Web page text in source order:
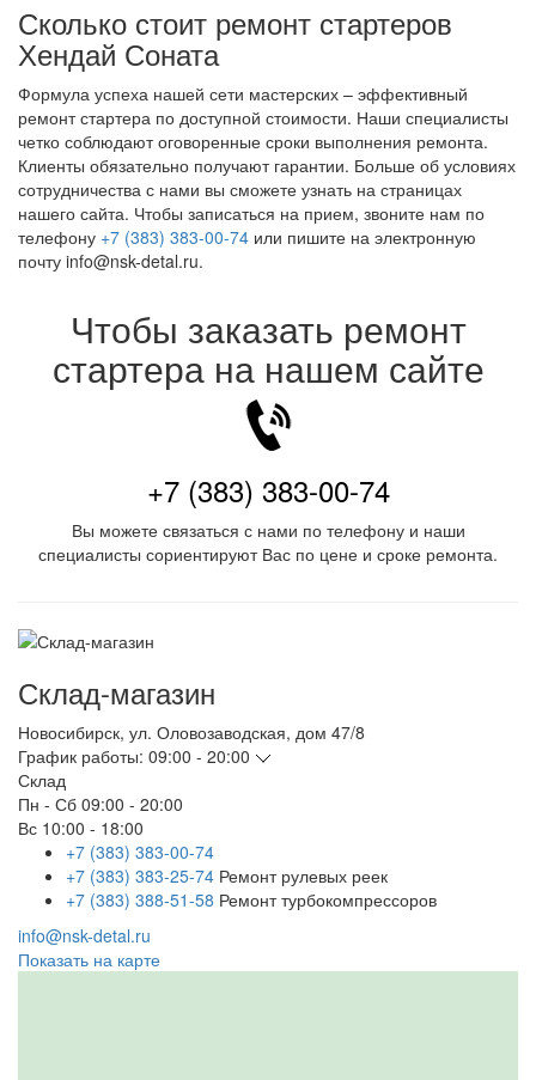
Сколько стоит ремонт стартеров
Хендай Соната
Формула успеха нашей сети мастерских – эффективный
ремонт стартера по доступной стоимости. Наши специалисты
четко соблюдают оговоренные сроки выполнения ремонта.
Клиенты обязательно получают гарантии. Больше об условиях
сотрудничества с нами вы сможете узнать на страницах
нашего сайта. Чтобы записаться на прием, звоните нам по
телефону +7 (383) 383-00-74 или пишите на электронную
почту info@nsk-detal.ru.
Чтобы заказать ремонт
стартера на нашем сайте
+7 (383) 383-00-74
Вы можете связаться с нами по телефону и наши
специалисты сориентируют Вас по цене и сроке ремонта.
Склад-магазин
Новосибирск, ул. Оловозаводская, дом 47/8
График работы: 09:00 - 20:00
Склад
Пн - Сб 09:00 - 20:00
Вс 10:00 - 18:00
+7 (383) 383-00-74
+7 (383) 383-25-74 Ремонт рулевых реек
+7 (383) 388-51-58 Ремонт турбокомпрессоров
info@nsk-detal.ru
Показать на карте